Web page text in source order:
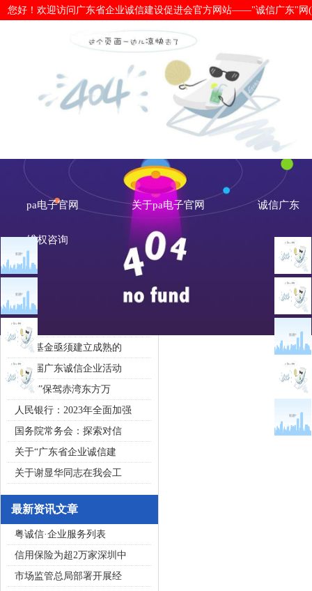
您好！欢迎访问广东省企业诚信建设促进会官方网站——"诚信广东"网
热烈祝贺：广州骏泽电梯工程有限
电子官网
pa电子官网 关于pa电子官网 诚信广东
维权咨询
文章点击排行
重大突发公共卫生事件一
2020广东省守合同重信用企
私募基金亟须建立成熟的
第五届广东诚信企业活动
“诚信”保驾赤湾东方万
人民银行：2023年全面加强
国务院常务会：探索对信
关于“广东省企业诚信建
关于谢显华同志在我会工
最新资讯文章
粤诚信·企业服务列表
信用保险为超2万家深圳中
市场监管总局部署开展经
会员风采